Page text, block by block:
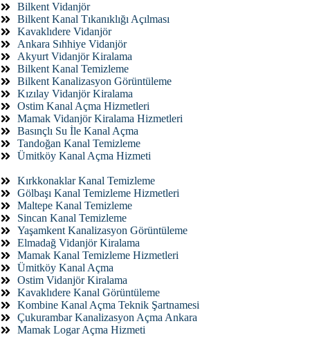
Bilkent Vidanjör
Bilkent Kanal Tıkanıklığı Açılması
Kavaklıdere Vidanjör
Ankara Sıhhiye Vidanjör
Akyurt Vidanjör Kiralama
Bilkent Kanal Temizleme
Bilkent Kanalizasyon Görüntüleme
Kızılay Vidanjör Kiralama
Ostim Kanal Açma Hizmetleri
Mamak Vidanjör Kiralama Hizmetleri
Basınçlı Su İle Kanal Açma
Tandoğan Kanal Temizleme
Ümitköy Kanal Açma Hizmeti
Kırkkonaklar Kanal Temizleme
Gölbaşı Kanal Temizleme Hizmetleri
Maltepe Kanal Temizleme
Sincan Kanal Temizleme
Yaşamkent Kanalizasyon Görüntüleme
Elmadağ Vidanjör Kiralama
Mamak Kanal Temizleme Hizmetleri
Ümitköy Kanal Açma
Ostim Vidanjör Kiralama
Kavaklıdere Kanal Görüntüleme
Kombine Kanal Açma Teknik Şartnamesi
Çukurambar Kanalizasyon Açma Ankara
Mamak Logar Açma Hizmeti